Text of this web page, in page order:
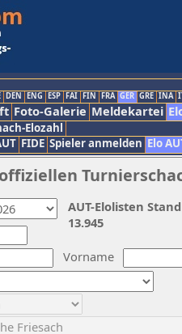
DEN ENG ESP FAI FIN FRA GER GRE INA
Foto-Galerie Meldekartei
Elozahl
FIDE Spieler anmelden Elo
Vorname
AUT-Elolisten
13.945